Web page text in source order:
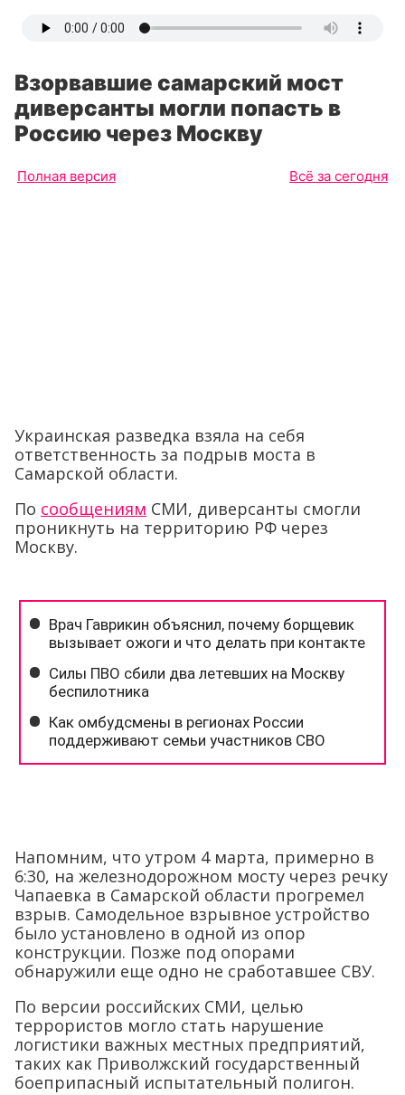
Взорвавшие самарский мост
диверсанты могли попасть в
Россию через Москву
Полная версия Всё за сегодня
Украинская разведка взяла на себя
ответственность за подрыв моста в
Самарской области.
По сообщениям СМИ, диверсанты смогли
проникнуть на территорию РФ через
Москву.
Напомним, что утром 4 марта, примерно в
6:30, на железнодорожном мосту через речку
Чапаевка в Самарской области прогремел
взрыв. Самодельное взрывное устройство
было установлено в одной из опор
конструкции. Позже под опорами
обнаружили еще одно не сработавшее СВУ.
По версии российских СМИ, целью
террористов могло стать нарушение
логистики важных местных предприятий,
таких как Приволжский государственный
боеприпасный испытательный полигон.